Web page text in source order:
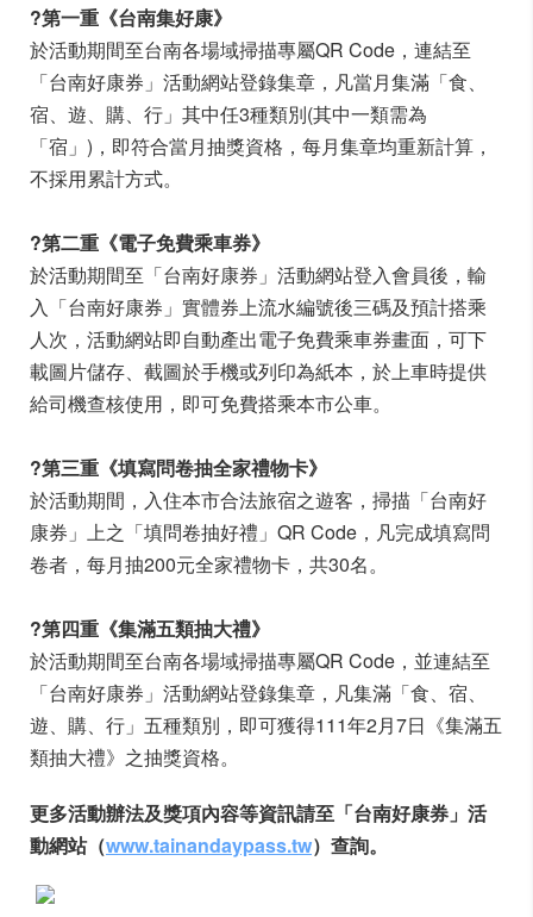
?第一重《台南集好康》
於活動期間至台南各場域掃描專屬QR Code，連結至
「台南好康券」活動網站登錄集章，凡當月集滿「食、
宿、遊、購、行」其中任3種類別(其中一類需為
「宿」)，即符合當月抽獎資格，每月集章均重新計算，
不採用累計方式。
?第二重《電子免費乘車券》
於活動期間至「台南好康券」活動網站登入會員後，輸
入「台南好康券」實體券上流水編號後三碼及預計搭乘
人次，活動網站即自動產出電子免費乘車券畫面，可下
載圖片儲存、截圖於手機或列印為紙本，於上車時提供
給司機查核使用，即可免費搭乘本市公車。
?第三重《填寫問卷抽全家禮物卡》
於活動期間，入住本市合法旅宿之遊客，掃描「台南好
康券」上之「填問卷抽好禮」QR Code，凡完成填寫問
卷者，每月抽200元全家禮物卡，共30名。
?第四重《集滿五類抽大禮》
於活動期間至台南各場域掃描專屬QR Code，並連結至
「台南好康券」活動網站登錄集章，凡集滿「食、宿、
遊、購、行」五種類別，即可獲得111年2月7日《集滿五
類抽大禮》之抽獎資格。
更多活動辦法及獎項內容等資訊請至「台南好康券」活
動網站（www.tainandaypass.tw）查詢。